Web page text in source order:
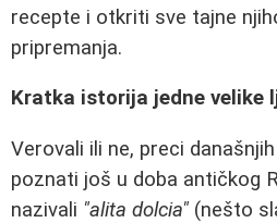
recepte i otkriti sve tajne
pripremanja.
Kratka istorija jedne velike
Verovali ili ne, preci
poznati još u doba antičkog
nazivali "alita dolcia" (nešto